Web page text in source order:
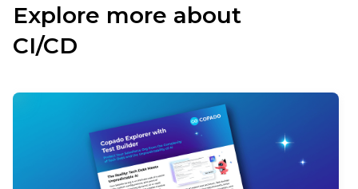
Explore more about
CI/CD